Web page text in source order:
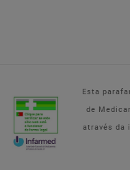
Esta
de
através da